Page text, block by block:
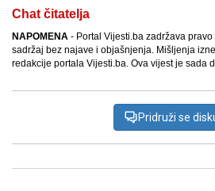
Chat čitatelja
NAPOMENA - Portal Vijesti.ba zadržava
sadržaj bez najave i objašnjenja. Mišljenja
redakcije portala Vijesti.ba. Ova vijest je sada
Pridruži se